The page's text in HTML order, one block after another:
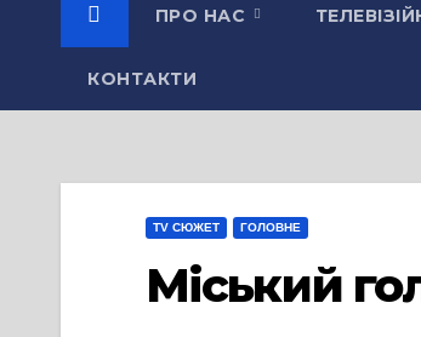
ПРО НАС
КОНТАКТИ
TV СЮЖЕТ ГОЛОВНЕ
Міський